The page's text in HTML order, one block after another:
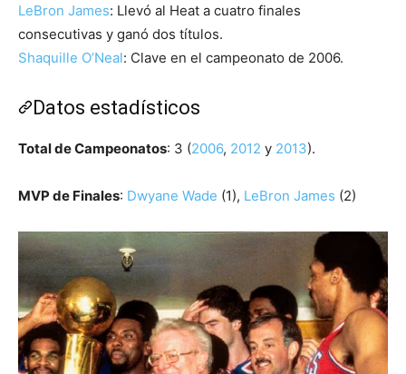
LeBron James: Llevó al Heat a cuatro finales
consecutivas y ganó dos títulos.
Shaquille O’Neal: Clave en el campeonato de 2006.
Datos estadísticos
Total de Campeonatos: 3 (2006, 2012 y 2013).
MVP de Finales: Dwyane Wade (1), LeBron James (2)